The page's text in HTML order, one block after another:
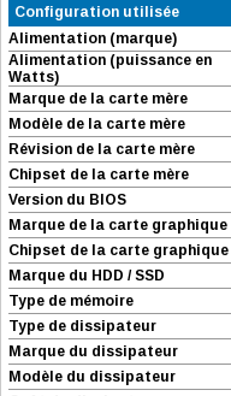
Configuration utilisée
Alimentation (marque)
Alimentation (puissance en
Watts)
Marque de la carte mère
Modèle de la carte mère
Révision de la carte mère
Chipset de la carte mère
Version du BIOS
Marque de la carte graphique
Chipset de la carte graphique
Marque du HDD / SSD
Type de mémoire
Type de dissipateur
Marque du dissipateur
Modèle du dissipateur